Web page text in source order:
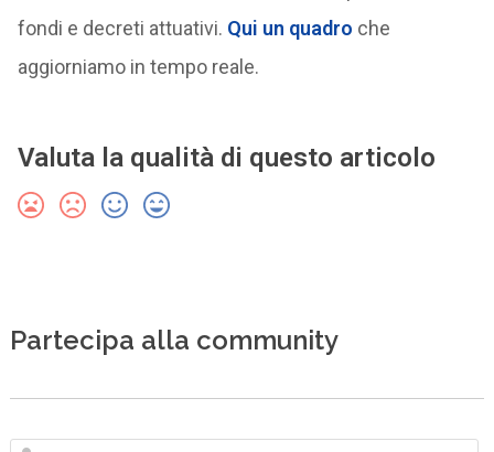
fondi e decreti attuativi. Qui un quadro che
aggiorniamo in tempo reale.
Valuta la qualità di questo articolo
Partecipa alla community